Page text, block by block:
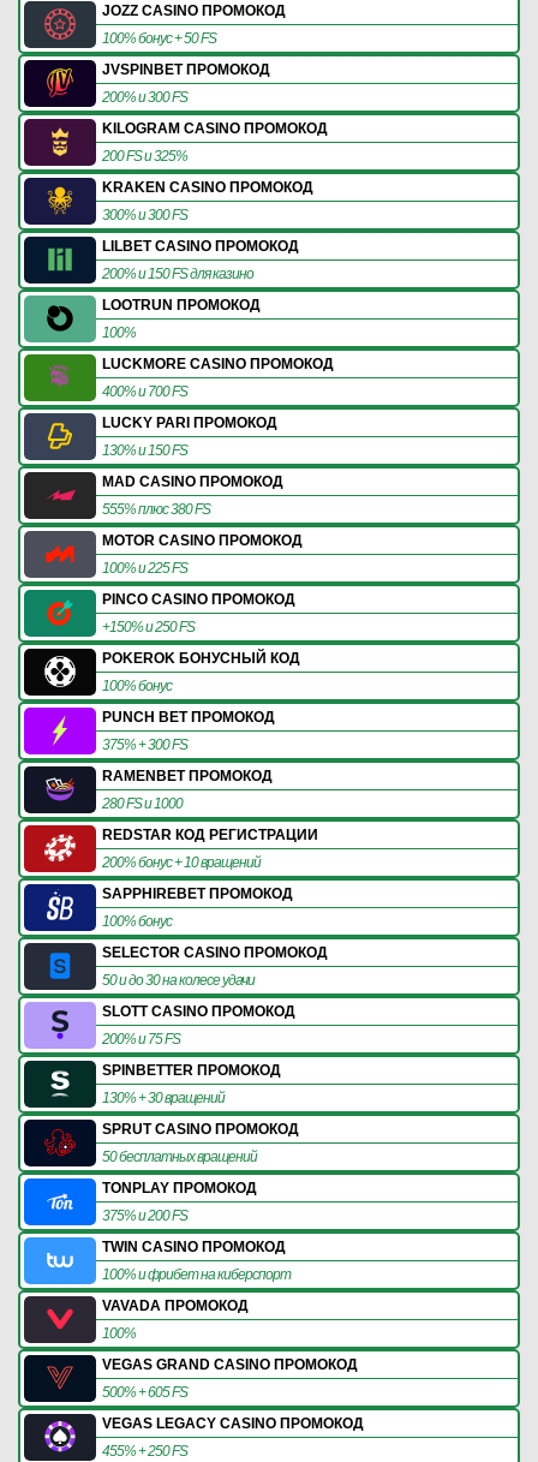
JOZZ CASINO ПРОМОКОД
100% бонус + 50 FS
JVSPINBET ПРОМОКОД
200% и 300 FS
KILOGRAM CASINO ПРОМОКОД
200 FS и 325%
KRAKEN CASINO ПРОМОКОД
300% и 300 FS
LILBET CASINO ПРОМОКОД
200% и 150 FS для казино
LOOTRUN ПРОМОКОД
100%
LUCKMORE CASINO ПРОМОКОД
400% и 700 FS
LUCKY PARI ПРОМОКОД
130% и 150 FS
MAD CASINO ПРОМОКОД
555% плюс 380 FS
MOTOR CASINO ПРОМОКОД
100% и 225 FS
PINCO CASINO ПРОМОКОД
+150% и 250 FS
POKEROK БОНУСНЫЙ КОД
100% бонус
PUNCH BET ПРОМОКОД
375% + 300 FS
RAMENBET ПРОМОКОД
280 FS и 1000
REDSTAR КОД РЕГИСТРАЦИИ
200% бонус + 10 вращений
SAPPHIREBET ПРОМОКОД
100% бонус
SELECTOR CASINO ПРОМОКОД
50 и до 30 на колесе удачи
SLOTT CASINO ПРОМОКОД
200% и 75 FS
SPINBETTER ПРОМОКОД
130% + 30 вращений
SPRUT CASINO ПРОМОКОД
50 бесплатных вращений
TONPLAY ПРОМОКОД
375% и 200 FS
TWIN CASINO ПРОМОКОД
100% и фрибет на киберспорт
VAVADA ПРОМОКОД
100%
VEGAS GRAND CASINO ПРОМОКОД
500% + 605 FS
VEGAS LEGACY CASINO ПРОМОКОД
455% + 250 FS